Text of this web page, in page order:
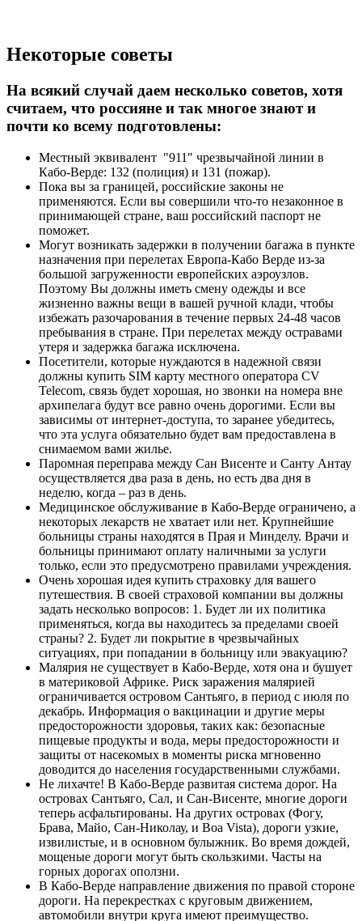
Некоторые советы
На всякий случай даем несколько советов, хотя
считаем, что россияне и так многое знают и
почти ко всему подготовлены:
Местный эквивалент "911" чрезвычайной линии в
Кабо-Верде: 132 (полиция) и 131 (пожар).
Пока вы за границей, российские законы не
применяются. Если вы совершили что-то незаконное в
принимающей стране, ваш российский паспорт не
поможет.
Могут возникать задержки в получении багажа в пункте
назначения при перелетах Европа-Кабо Верде из-за
большой загруженности европейских аэроузлов.
Поэтому Вы должны иметь смену одежды и все
жизненно важны вещи в вашей ручной клади, чтобы
избежать разочарования в течение первых 24-48 часов
пребывания в стране. При перелетах между остравами
утеря и задержка багажа исключена.
Посетители, которые нуждаются в надежной связи
должны купить SIM карту местного оператора CV
Telecom, связь будет хорошая, но звонки на номера вне
архипелага будут все равно очень дорогими. Если вы
зависимы от интернет-доступа, то заранее убедитесь,
что эта услуга обязательно будет вам предоставлена в
снимаемом вами жилье.
Паромная переправа между Сан Висенте и Санту Антау
осуществляется два раза в день, но есть два дня в
неделю, когда – раз в день.
Медицинское обслуживание в Кабо-Верде ограничено, а
некоторых лекарств не хватает или нет. Крупнейшие
больницы страны находятся в Прая и Минделу. Врачи и
больницы принимают оплату наличными за услуги
только, если это предусмотрено правилами учреждения.
Очень хорошая идея купить страховку для вашего
путешествия. В своей страховой компании вы должны
задать несколько вопросов: 1. Будет ли их политика
применяться, когда вы находитесь за пределами своей
страны? 2. Будет ли покрытие в чрезвычайных
ситуациях, при попадании в больницу или эвакуацию?
Малярия не существует в Кабо-Верде, хотя она и бушует
в материковой Африке. Риск заражения малярией
ограничивается островом Сантьяго, в период с июля по
декабрь. Информация о вакцинации и другие меры
предосторожности здоровья, таких как: безопасные
пищевые продукты и вода, меры предосторожности и
защиты от насекомых в моменты риска мгновенно
доводится до населения государственными службами.
Не лихачте! В Кабо-Верде развитая система дорог. На
островах Сантьяго, Сал, и Сан-Висенте, многие дороги
теперь асфальтированы. На других островах (Фогу,
Брава, Майо, Сан-Николау, и Boa Vista), дороги узкие,
извилистые, и в основном булыжник. Во время дождей,
мощеные дороги могут быть скользкими. Часты на
горных дорогах оползни.
В Кабо-Верде направление движения по правой стороне
дороги. На перекрестках с круговым движением,
автомобили внутри круга имеют преимущество.